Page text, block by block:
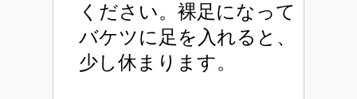
ください。裸足になって
バケツに足を入れると、
少し休まります。